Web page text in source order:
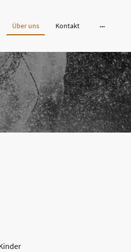
Über uns Kontakt